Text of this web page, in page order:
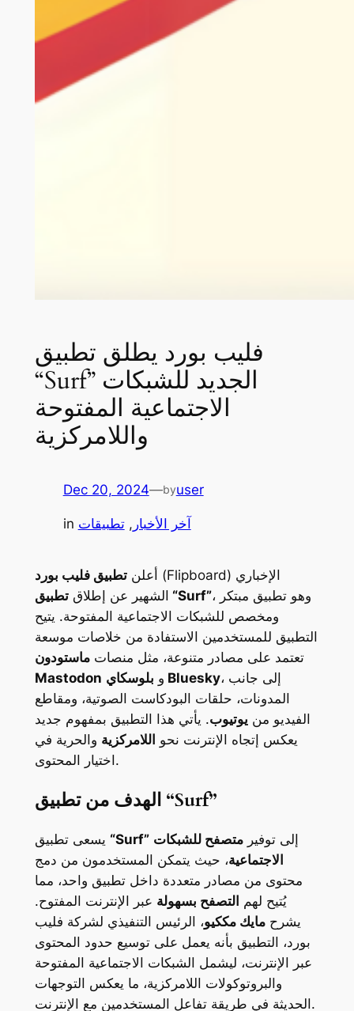
فليب بورد يطلق تطبيق
“Surf” الجديد للشبكات
الاجتماعية المفتوحة
واللامركزية
Dec 20, 2024—byuser
in آخر الأخبار , تطبيقات
أعلنتطبيق فليب بورد
(Flipboard) الإخباري
الشهير عن إطلاق تطبيق “Surf”، وهو تطبيق مبتكر
ومخصص للشبكات الاجتماعية المفتوحة. يتيح
التطبيق للمستخدمين الاستفادة من خلاصات موسعة
تعتمد على مصادر متنوعة، مثل منصاتماستودون
Mastodon
و بلوسكاي Bluesky، إلى جانب
المدونات، حلقات البودكاست الصوتية، ومقاطع
الفيديو من يوتيوب. يأتي هذا التطبيق بمفهوم جديد
يعكس إتجاه الإنترنت نحو اللامركزية والحرية في
اختيار المحتوى.
الهدف من تطبيق “Surf”
“Surf” إلى توفيرمتصفح للشبكات
الاجتماعية، حيث يتمكن المستخدمون من دمج
محتوى من مصادر متعددة داخل تطبيق واحد، مما
يُتيح لهم التصفح بسهولة عبر الإنترنت المفتوح.
يشرحمايك مككيو، الرئيس التنفيذي لشركة فليب
بورد، التطبيق بأنه يعمل على توسيع حدود المحتوى
عبر الإنترنت، ليشمل الشبكات الاجتماعية المفتوحة
والبروتوكولات اللامركزية، ما يعكس التوجهات
الحديثة في طريقة تفاعل المستخدمين مع الإنترنت.